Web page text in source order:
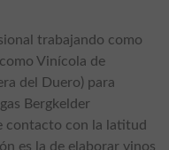
trabajando como
Vinícola de
del Duero) para
Bergkelder
contacto con la latitud
es la de elaborar vinos